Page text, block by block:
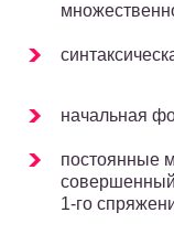
начальная
постоянные
1-го